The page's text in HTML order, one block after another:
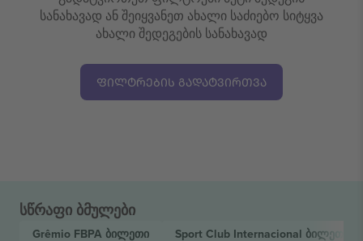
სანახავად ან შეიყვანეთ ახალი საძიებო სიტყვა
ახალი შედეგების სანახავად
ᲤᲘᲚᲢᲠᲔᲑᲘᲡ ᲒᲐᲓᲐᲢᲕᲘᲠᲗᲕᲐ
სწრაფი ბმულები
Grêmio FBPA ბილეთი Sport Club Internacional ბილეთი